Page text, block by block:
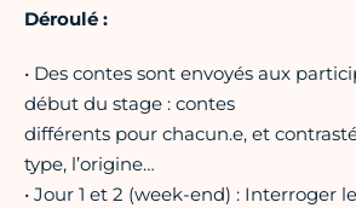
Déroulé :
• Des contes sont envoyés aux
début du stage : contes
différents pour chacun.e, et
type, l’origine…
• Jour 1 et 2 (week-end) : Interroger